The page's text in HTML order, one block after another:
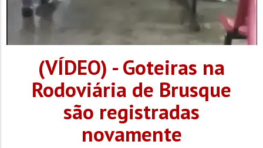
(VÍDEO) - Goteiras na
Rodoviária de Brusque
são registradas
novamente